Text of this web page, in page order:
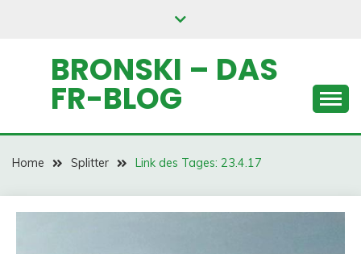
BRONSKI – DAS
FR-BLOG
Home Splitter Link des Tages: 23.4.17